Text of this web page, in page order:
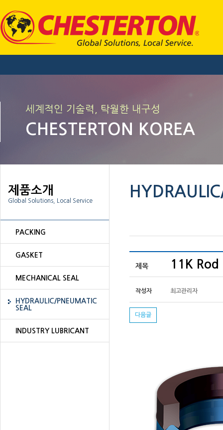
세계적인 기술력, 탁월한 내구성
CHESTERTON KOREA
제품소개
Global Solutions, Local Service
PACKING
GASKET
MECHANICAL SEAL
HYDRAULIC/PNEUMATIC
SEAL
INDUSTRY LUBRICANT
제목 11K Rod
작성자 최고관리자
다음글